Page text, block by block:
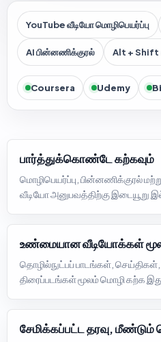
YouTube வீடியோ மொழிபெயர்ப்பு
AI பின்னணிக்குரல் Alt + Shift
Coursera Udemy
பார்த்துக்கொண்டே கற்கவும்
மொழிபெயர்ப்பு, பின்னணிக்குரல்
வீடியோ அனுபவத்திற்கு இடையூறு
உண்மையான வீடியோக்கள்
தொழில்நுட்பப் பாடங்கள்,
திரைப்படங்கள் மூலம் மொழி கற்க இது
சேமிக்கப்பட்ட தரவு, மீண்டும்